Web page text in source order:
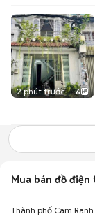
2 phút trước 6
Mua bán đồ điện
Thành phố Cam Ranh